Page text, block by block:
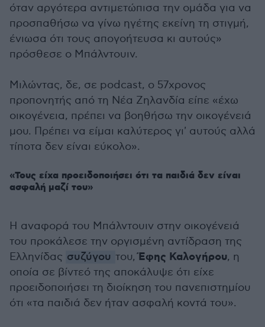
όταν αργότερα αντιμετώπισα την ομάδα για να
προσπαθήσω να γίνω ηγέτης εκείνη τη στιγμή,
ένιωσα ότι τους απογοήτευσα κι αυτούς»
πρόσθεσε ο Μπάλντουιν.
Μιλώντας, δε, σε podcast, ο 57χρονος
προπονητής από τη Νέα Ζηλανδία είπε «έχω
οικογένεια, πρέπει να βοηθήσω την οικογένειά
μου. Πρέπει να είμαι καλύτερος γι' αυτούς αλλά
τίποτα δεν είναι εύκολο».
«Τους είχα προειδοποιήσει ότι τα παιδιά δεν είναι
ασφαλή μαζί του»
Η αναφορά του Μπάλντουιν στην οικογένειά
του προκάλεσε την οργισμένη αντίδραση της
Ελληνίδας συζύγου του,Έφης Καλογήρου, η
οποία σε βίντεό της αποκάλυψε ότι είχε
προειδοποιήσει τη διοίκηση του πανεπιστημίου
ότι «τα παιδιά δεν ήταν ασφαλή κοντά του».